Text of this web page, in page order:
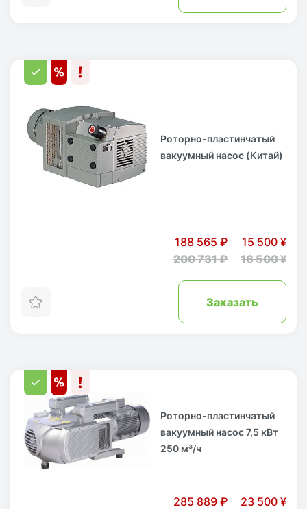
Роторно-пластинчатый
вакуумный насос (Китай)
188 565 ₽
200 731 ₽
15 500 ¥
16 500 ¥
Заказать
Роторно-пластинчатый
вакуумный насос 7,5 кВт
250 м³/ч
285 889 ₽ 23 500 ¥